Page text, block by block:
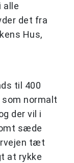
alle
det fra
Hus,
til 400
normalt
der vil i
sæde
tæt
at rykke